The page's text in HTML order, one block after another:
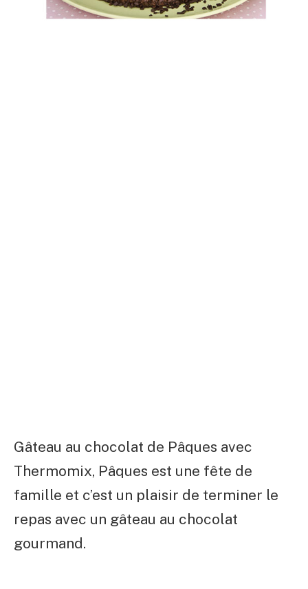
Gâteau au chocolat de Pâques avec
Thermomix, Pâques est une fête de
famille et c’est un plaisir de terminer le
repas avec un gâteau au chocolat
gourmand.